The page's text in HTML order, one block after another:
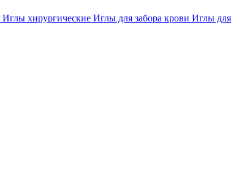
Иглы хирургические Иглы для забора крови Иглы для